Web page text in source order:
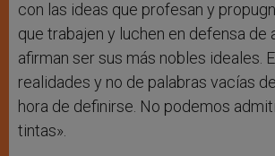
con las ideas que profesan y
que trabajen y luchen en defensa de
afirman ser sus más nobles ideales.
realidades y no de palabras vacías
hora de definirse. No podemos
tintas».